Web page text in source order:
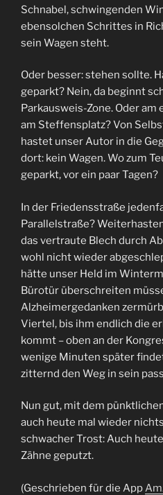
Schnabel, schwingenden
ebensolchen Schrittes in
sein Wagen steht.
Oder besser: stehen sollte.
geparkt? Nein, da beginnt
Parkausweis-Zone. Oder
am Steffensplatz? Von
hastet unser Autor in die
dort: kein Wagen. Wo zum
geparkt, vor ein paar Tagen?
In der Friedensstraße
Parallelstraße?
das vertraute Blech durch
wohl nicht wieder
hätte unser Held im
Bürotür überschreiten
Alzheimergedanken
Viertel, bis ihm endlich die
kommt – oben an der
wenige Minuten später
zitternd den Weg in sein
Nun gut, mit dem
auch heute mal wieder
schwacher Trost: Auch
Zähne geputzt.
(Geschrieben für die App